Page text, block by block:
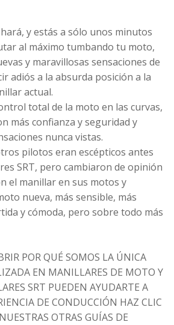
y estás a sólo unos minutos
al máximo tumbando tu moto,
y maravillosas sensaciones de
adiós a la absurda posición a la
actual.
total de la moto en las curvas,
más confianza y seguridad y
nunca vistas.
pilotos eran escépticos antes
SRT, pero cambiaron de opinión
el manillar en sus motos y
nueva, más sensible, más
y cómoda, pero sobre todo más
POR QUÉ SOMOS LA ÚNICA
EN MANILLARES DE MOTO Y
SRT PUEDEN AYUDARTE A
DE CONDUCCIÓN HAZ CLIC
OTRAS GUÍAS DE